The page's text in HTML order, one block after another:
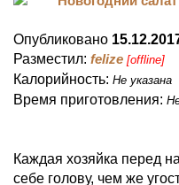
Опубликовано
Разместил: felize [offline]
Калорийность: Не указана
Время приготовления:
Каждая хозяйка перед
себе голову, чем же